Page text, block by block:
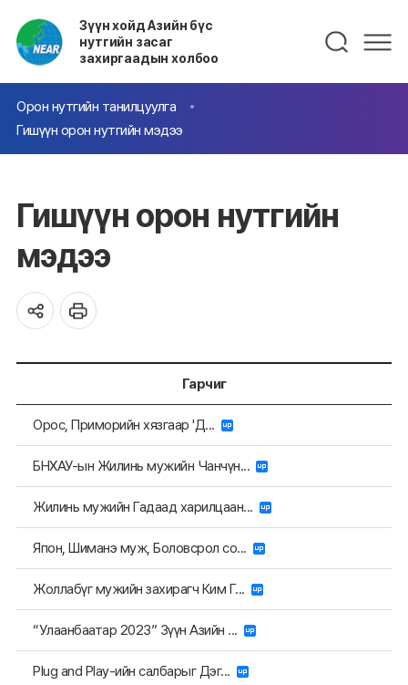
Зүүн хойд Азийн бүс
нутгийн засаг
захиргаадын холбоо
Орон нутгийн танилцуулга
Гишүүн орон нутгийн мэдээ
Гишүүн орон нутгийн
мэдээ
Гарчиг
Орос, Приморийн хязгаар 'Д...
БНХАУ-ын Жилинь мужийн Чанчүн...
Жилинь мужийн Гадаад харилцаан...
Япон, Шиманэ муж, Боловсрол со...
Жоллабүг мужийн захирагч Ким Г...
“Улаанбаатар 2023” Зүүн Азийн ...
Plug and Play-ийн салбарыг Дэг...